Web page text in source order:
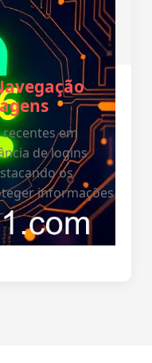
em
de logins
os
informações